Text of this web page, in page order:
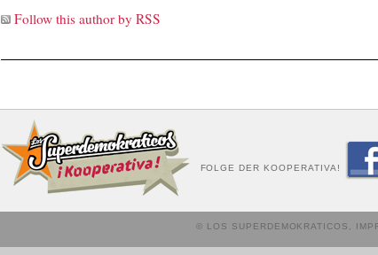
Follow this author by RSS
FOLGE DER KOOPERATIVA!
© LOS SUPERDEMOKRATICOS,